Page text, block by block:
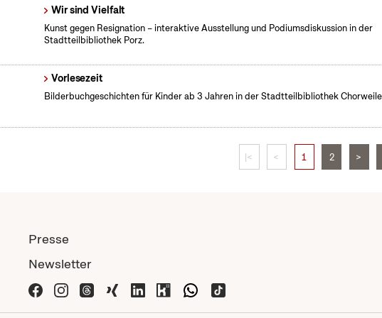
Wir sind Vielfalt
Kunst gegen Resignation – interaktive Ausstellung und Podiumsdiskussion in der
Stadtteilbibliothek Porz.
Vorlesezeit
Bilderbuchgeschichten für Kinder ab 3 Jahren in der Stadtteilbibliothek
|< < 1 2 >
Presse
Newsletter